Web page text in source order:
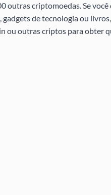
outras criptomoedas. Se
de tecnologia ou
ou outras criptos para obter